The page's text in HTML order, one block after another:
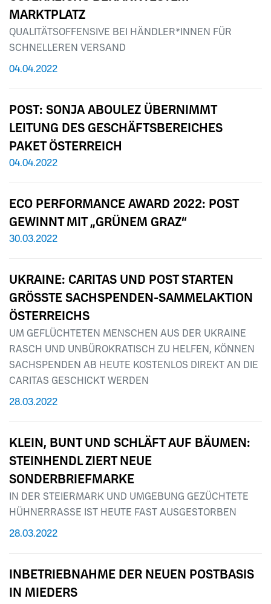
MARKTPLATZ
QUALITÄTSOFFENSIVE BEI HÄNDLER*INNEN FÜR
SCHNELLEREN VERSAND
04.04.2022
POST: SONJA ABOULEZ ÜBERNIMMT
LEITUNG DES GESCHÄFTSBEREICHES
PAKET ÖSTERREICH
04.04.2022
ECO PERFORMANCE AWARD 2022: POST
GEWINNT MIT „GRÜNEM GRAZ“
30.03.2022
UKRAINE: CARITAS UND POST STARTEN
GRÖSSTE SACHSPENDEN-SAMMELAKTION
ÖSTERREICHS
UM GEFLÜCHTETEN MENSCHEN AUS DER UKRAINE
RASCH UND UNBÜROKRATISCH ZU HELFEN, KÖNNEN
SACHSPENDEN AB HEUTE KOSTENLOS DIREKT AN DIE
CARITAS GESCHICKT WERDEN
28.03.2022
KLEIN, BUNT UND SCHLÄFT AUF BÄUMEN:
STEINHENDL ZIERT NEUE
SONDERBRIEFMARKE
IN DER STEIERMARK UND UMGEBUNG GEZÜCHTETE
HÜHNERRASSE IST HEUTE FAST AUSGESTORBEN
28.03.2022
INBETRIEBNAHME DER NEUEN POSTBASIS
IN MIEDERS